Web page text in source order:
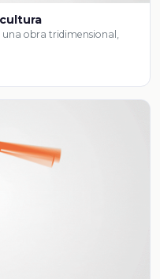
una obra tridimensional,